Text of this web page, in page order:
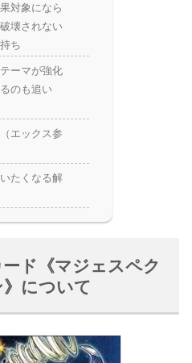
対象になら
壊されない
ち
ーマが強化
のも追い
エックス参
たくなる解
ド《マジェスペク
について